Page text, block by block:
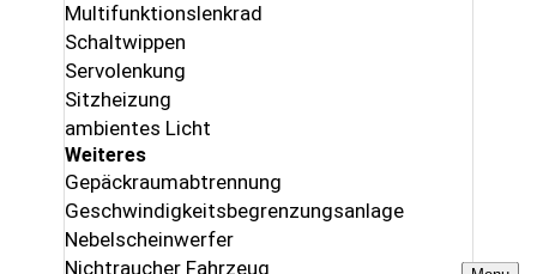
Multifunktionslenkrad
Schaltwippen
Servolenkung
Sitzheizung
ambientes Licht
Weiteres
Gepäckraumabtrennung
Geschwindigkeitsbegrenzungsanlage
Nebelscheinwerfer
Nichtraucher Fahrzeug